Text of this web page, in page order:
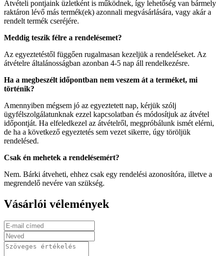
Átvételi pontjaink üzletként is működnek, így lehetőség van bármely
raktáron lévő más termék(ek) azonnali megvásárlására, vagy akár a
rendelt termék cseréjére.
Meddig teszik félre a rendelésemet?
Az egyeztetéstől függően rugalmasan kezeljük a rendeléseket. Az
átvételre általánosságban azonban 4-5 nap áll rendelkezésre.
Ha a megbeszélt időpontban nem veszem át a terméket, mi
történik?
Amennyiben mégsem jó az egyeztetett nap, kérjük szólj
ügyfélszolgálatunknak ezzel kapcsolatban és módosítjuk az átvétel
időpontját. Ha elfeledkezel az átvételről, megpróbálunk ismét elérni,
de ha a következő egyeztetés sem vezet sikerre, úgy töröljük
rendelésed.
Csak én mehetek a rendelésemért?
Nem. Bárki átveheti, ehhez csak egy rendelési azonosítóra, illetve a
megrendelő nevére van szükség.
Vásárlói vélemények